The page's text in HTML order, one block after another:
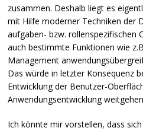
zusammen. Deshalb liegt es
mit Hilfe moderner Techniken der
aufgaben- bzw. rollenspezifischen
auch bestimmte Funktionen wie
Management
Das würde in letzter Konsequenz
Entwicklung der Benutzer-
Anwendungsentwicklung
Ich könnte mir vorstellen, dass